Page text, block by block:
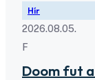
Hír
2026.08.05.
F
Doom fut